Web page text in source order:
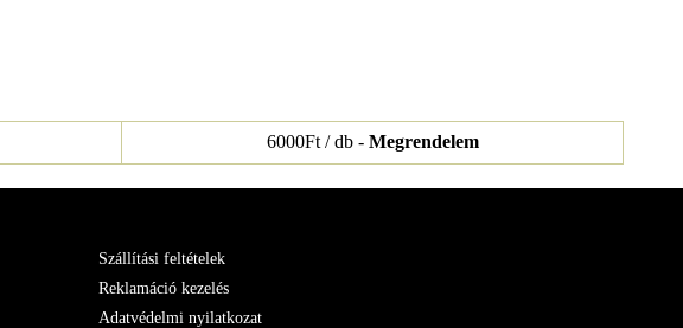
6000Ft / db - Megrendelem
Szállítási feltételek
Reklamáció kezelés
Adatvédelmi nyilatkozat